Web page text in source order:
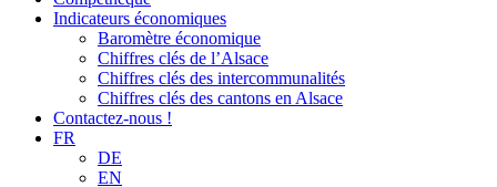
Indicateurs économiques
Baromètre économique
Chiffres clés de l’Alsace
Chiffres clés des intercommunalités
Chiffres clés des cantons en Alsace
Contactez-nous !
FR
DE
EN